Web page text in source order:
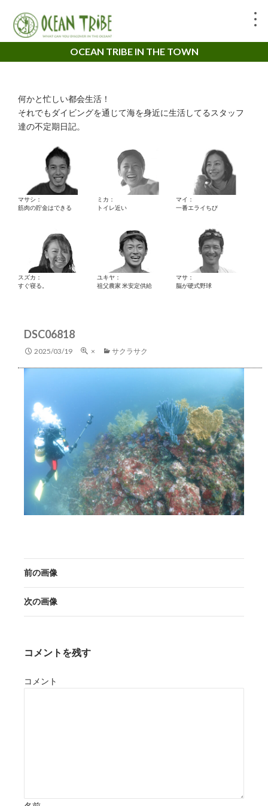
OCEAN TRIBE IN THE TOWN
何かと忙しい都会生活！
それでもダイビングを通じて海を身近に生活してるスタッフ
達の不定期日記。
マサシ：
筋肉の貯金はできる
ミカ：
トイレ近い
マイ：
一番エライちび
スズカ：
すぐ寝る。
ユキヤ：
祖父農家 米安定供給
マサ：
脳が硬式野球
DSC06818
2025/03/19 × サクラサク
前の画像
次の画像
コメントを残す
コメント